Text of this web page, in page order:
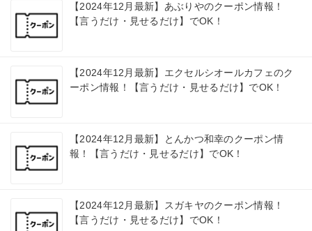
【2024年12月最新】あぶりやのクーポン情報！
【言うだけ・見せるだけ】でOK！
【2024年12月最新】エクセルシオールカフェのク
ーポン情報！【言うだけ・見せるだけ】でOK！
【2024年12月最新】とんかつ和幸のクーポン情
報！【言うだけ・見せるだけ】でOK！
【2024年12月最新】スガキヤのクーポン情報！
【言うだけ・見せるだけ】でOK！